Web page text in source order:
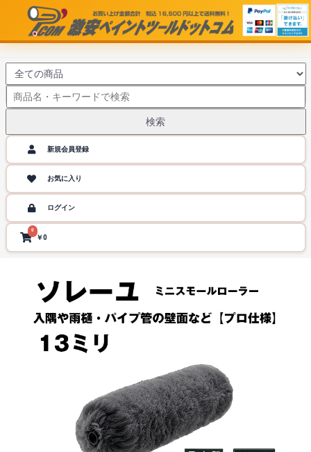
検索
新規会員登録
お気に入り
ログイン
0
￥0